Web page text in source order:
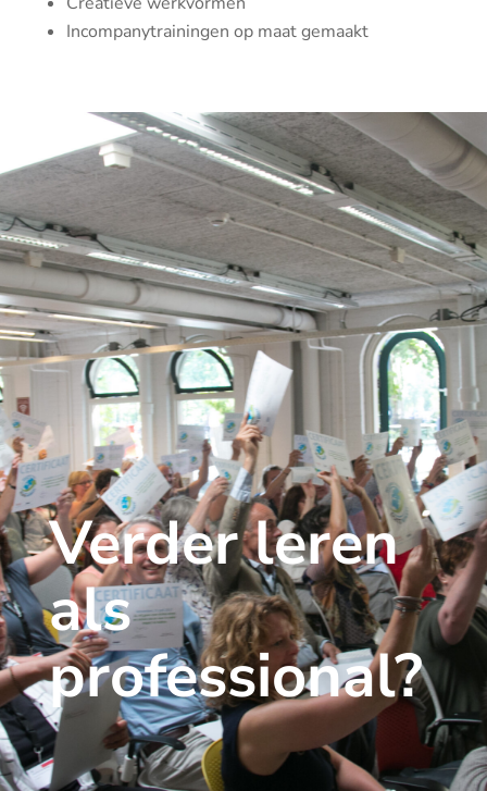
Incompanytrainingen op maat gemaakt
Verder leren
als
professional?